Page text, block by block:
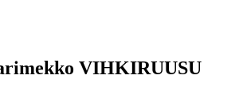
VIHKIRUUSU